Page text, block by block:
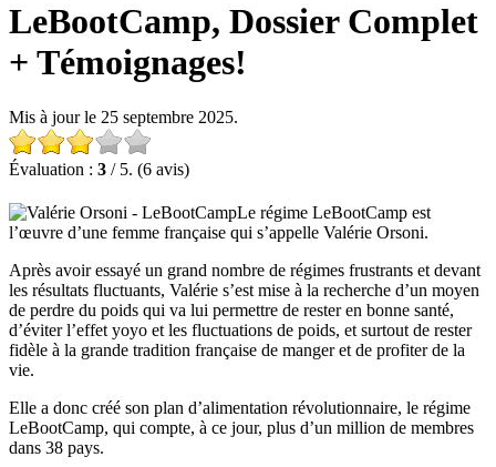
LeBootCamp, Dossier Complet
+ Témoignages!
Mis à jour le 25 septembre 2025.
Évaluation : 3 / 5. (6 avis)
Le régime LeBootCamp est
l’œuvre d’une femme française qui s’appelle Valérie Orsoni.
Après avoir essayé un grand nombre de régimes frustrants et devant
les résultats fluctuants, Valérie s’est mise à la recherche d’un moyen
de perdre du poids qui va lui permettre de rester en bonne santé,
d’éviter l’effet yoyo et les fluctuations de poids, et surtout de rester
fidèle à la grande tradition française de manger et de profiter de la
vie.
Elle a donc créé son plan d’alimentation révolutionnaire, le régime
LeBootCamp, qui compte, à ce jour, plus d’un million de membres
dans 38 pays.